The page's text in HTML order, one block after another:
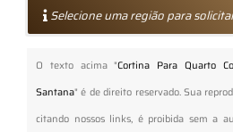
Selecione uma região para
O texto acima "Cortina Para Quarto
Santana" é de direito reservado. Sua
citando nossos links, é proibida sem a